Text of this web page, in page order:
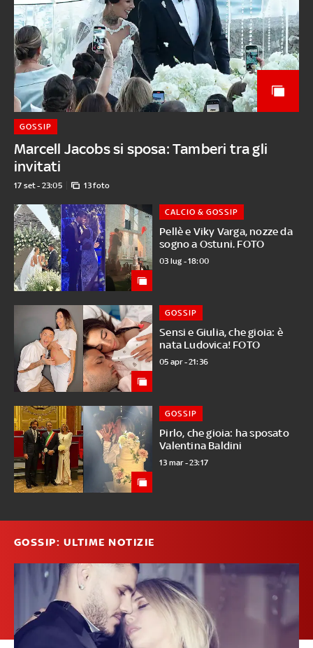
Marcell Jacobs si sposa: Tamberi tra gli
invitati
GOSSIP
17 set - 23:05 13 foto
Pellè e Viky Varga, nozze da
sogno a Ostuni. FOTO
CALCIO & GOSSIP
03 lug - 18:00
Sensi e Giulia, che gioia: è
nata Ludovica! FOTO
GOSSIP
05 apr - 21:36
Pirlo, che gioia: ha sposato
Valentina Baldini
GOSSIP
13 mar - 23:17
GOSSIP: ULTIME NOTIZIE